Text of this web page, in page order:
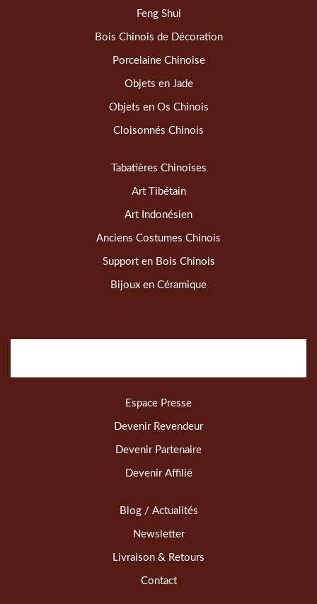
Feng Shui
Bois Chinois de Décoration
Porcelaine Chinoise
Objets en Jade
Objets en Os Chinois
Cloisonnés Chinois
Tabatières Chinoises
Art Tibétain
Art Indonésien
Anciens Costumes Chinois
Support en Bois Chinois
Bijoux en Céramique
Espace Presse
Devenir Revendeur
Devenir Partenaire
Devenir Affilié
Blog / Actualités
Newsletter
Livraison & Retours
Contact